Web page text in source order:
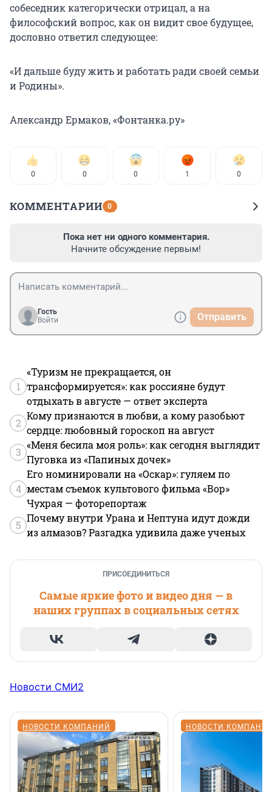
собеседник категорически отрицал, а на
философский вопрос, как он видит свое будущее,
дословно ответил следующее:
«И дальше буду жить и работать ради своей семьи
и Родины».
Александр Ермаков, «Фонтанка.ру»
0 0 0 1 0
КОММЕНТАРИИ 0
Пока нет ни одного комментария.
Начните обсуждение первым!
Гость
Войти
Отправить
1
«Туризм не прекращается, он
трансформируется»: как россияне будут
отдыхать в августе — ответ эксперта
2
Кому признаются в любви, а кому разобьют
сердце: любовный гороскоп на август
3
«Меня бесила моя роль»: как сегодня выглядит
Пуговка из «Папиных дочек»
4
Его номинировали на «Оскар»: гуляем по
местам съемок культового фильма «Вор»
Чухрая — фоторепортаж
5
Почему внутри Урана и Нептуна идут дожди
из алмазов? Разгадка удивила даже ученых
ПРИСОЕДИНИТЬСЯ
Самые яркие фото и видео дня — в
наших группах в социальных сетях
Новости СМИ2
НОВОСТИ КОМПАНИЙ НОВОСТИ